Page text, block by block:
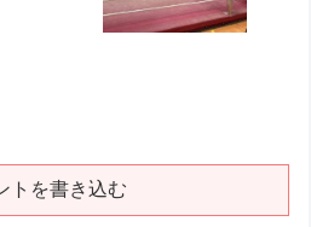
トを書き込む